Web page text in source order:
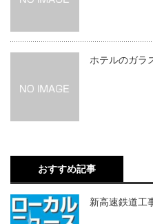
ホテルのガ
おすすめ記事
新高速鉄道